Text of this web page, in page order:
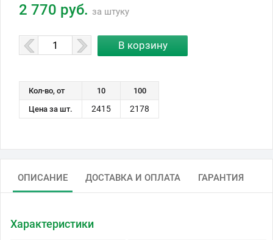
2 770 руб. за штуку
Кол-во, от 10
100
Цена за шт.
2415 2178
ОПИСАНИЕ ДОСТАВКА И ОПЛАТА ГАРАНТИЯ
Характеристики